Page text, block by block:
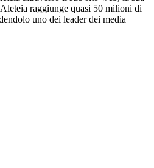
raggiunge quasi 50 milioni di
uno dei leader dei media